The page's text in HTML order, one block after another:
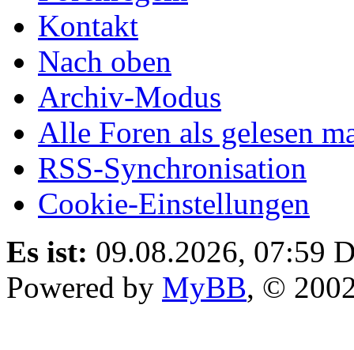
Kontakt
Nach oben
Archiv-Modus
Alle Foren als gelesen
RSS-Synchronisation
Cookie-Einstellungen
Es ist: 09.08.2026, 07:59
Powered by MyBB, ©